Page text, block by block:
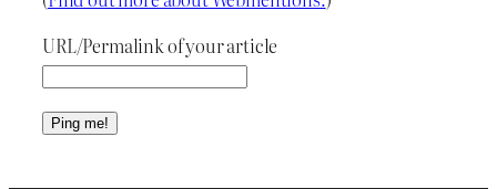
URL/Permalink of your article